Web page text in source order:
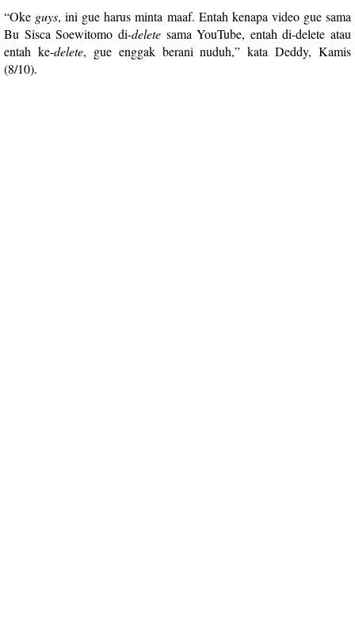
“Oke guys, ini gue harus minta maaf. Entah kenapa video gue sama
Bu Sisca Soewitomo di-deletesama YouTube, entah di-delete atau
entah ke-delete, gue enggak berani nuduh,” kata Deddy, Kamis
(8/10).